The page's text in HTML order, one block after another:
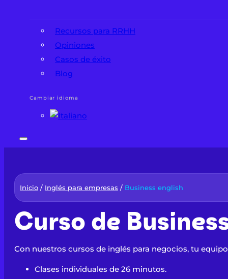
Recursos para RRHH
Opiniones
Casos de éxito
Blog
Cambiar idioma
Inicio / Inglés para empresas / Business english
Curso de
Con nuestros cursos de inglés para negocios, tu
Clases individuales de 26 minutos.